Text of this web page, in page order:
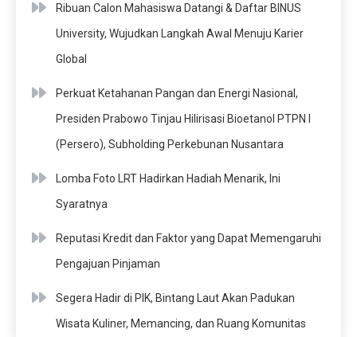
Ribuan Calon Mahasiswa Datangi & Daftar BINUS
University, Wujudkan Langkah Awal Menuju Karier
Global
Perkuat Ketahanan Pangan dan Energi Nasional,
Presiden Prabowo Tinjau Hilirisasi Bioetanol PTPN I
(Persero), Subholding Perkebunan Nusantara
Lomba Foto LRT Hadirkan Hadiah Menarik, Ini
Syaratnya
Reputasi Kredit dan Faktor yang Dapat Memengaruhi
Pengajuan Pinjaman
Segera Hadir di PIK, Bintang Laut Akan Padukan
Wisata Kuliner, Memancing, dan Ruang Komunitas